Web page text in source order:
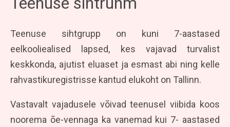
Teenuse sihtgrupp on kuni 7-aastased
eelkooliealised lapsed, kes vajavad turvalist
keskkonda, ajutist eluaset ja esmast abi ning kelle
rahvastikuregistrisse kantud elukoht on Tallinn.
Vastavalt vajadusele võivad teenusel viibida koos
noorema õe-vennaga ka vanemad kui 7- aastased